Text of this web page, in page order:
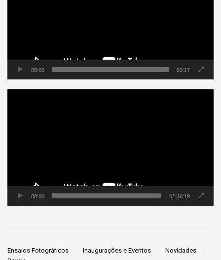
00:00 03:17
00:00 01:36:19
Ensaios Fotográficos Inaugurações e Eventos
Novidades